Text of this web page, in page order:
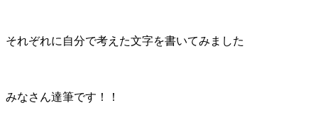
それぞれに自分で考えた文字を書いてみました
みなさん達筆です！！